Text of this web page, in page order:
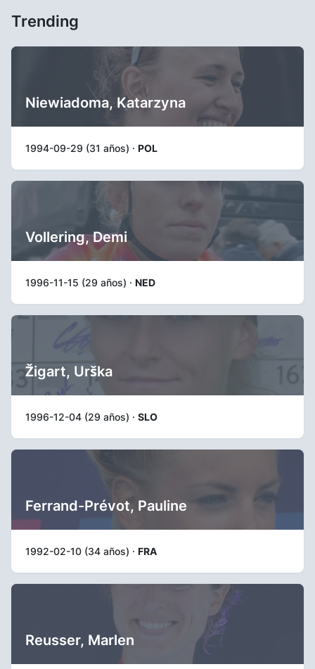
Trending
Niewiadoma, Katarzyna
1994-09-29 (31 años) · POL
Vollering, Demi
1996-11-15 (29 años) · NED
Žigart, Urška
1996-12-04 (29 años) · SLO
Ferrand-Prévot, Pauline
1992-02-10 (34 años) · FRA
Reusser, Marlen